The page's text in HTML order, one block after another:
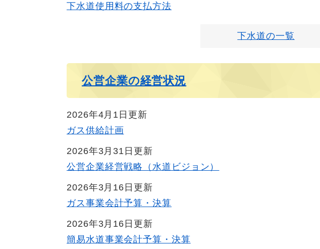
下水道使用料の支払方法
下水道の一覧
公営企業の経営状況
2026年4月1日更新
ガス供給計画
2026年3月31日更新
公営企業経営戦略（水道ビジョン）
2026年3月16日更新
ガス事業会計予算・決算
2026年3月16日更新
簡易水道事業会計予算・決算